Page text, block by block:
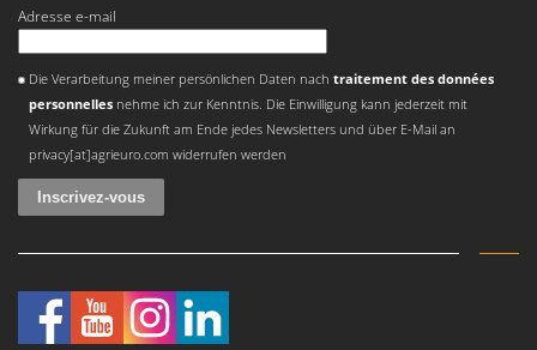
Robots nettoyeurs de piscine
Robots Tondeuses
Rogneuses de souches
Rouleaux pour tracteur
S
Scies à os
Scies à Ruban
Scies alternatives à batterie
Scies de jardin télescopiques
HiKOKI
Honda
I
Idromatic
Il-Tec
Imperia
Intex
Italyco
Adresse e-mail
Die Verarbeitung meiner persönlichen Daten nach traitement des données
personnellesnehme ich zur Kenntnis. Die Einwilligung kann jederzeit mit
Wirkung für die Zukunft am Ende jedes Newsletters und über E-Mail an
privacy[at]agrieuro.com widerrufen werden